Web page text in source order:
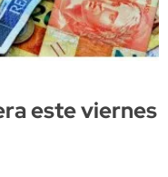
este viernes